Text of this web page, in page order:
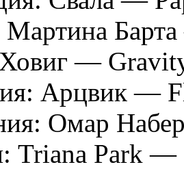
Мартина
—
Арцвик —
Омар
Triana Park